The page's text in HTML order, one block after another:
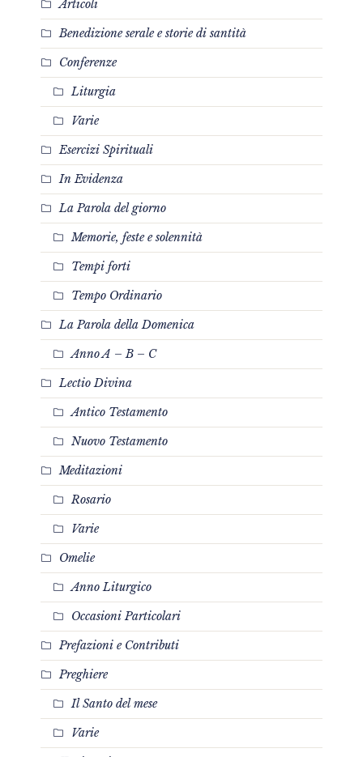
Articoli
Benedizione serale e storie di santità
Conferenze
Liturgia
Varie
Esercizi Spirituali
In Evidenza
La Parola del giorno
Memorie, feste e solennità
Tempi forti
Tempo Ordinario
La Parola della Domenica
Anno A – B – C
Lectio Divina
Antico Testamento
Nuovo Testamento
Meditazioni
Rosario
Varie
Omelie
Anno Liturgico
Occasioni Particolari
Prefazioni e Contributi
Preghiere
Il Santo del mese
Varie